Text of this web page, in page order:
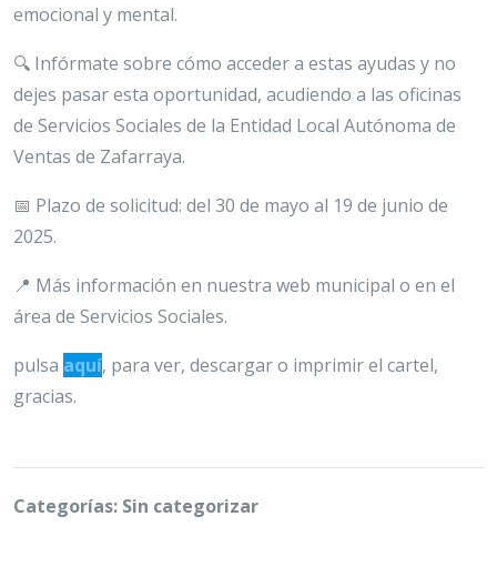
emocional y mental.
🔍 Infórmate sobre cómo acceder a estas ayudas y no
dejes pasar esta oportunidad, acudiendo a las oficinas
de Servicios Sociales de la Entidad Local Autónoma de
Ventas de Zafarraya.
📅 Plazo de solicitud: del 30 de mayo al 19 de junio de
2025.
📍 Más información en nuestra web municipal o en el
área de Servicios Sociales.
pulsa aquí, para ver, descargar o imprimir el cartel,
gracias.
Categorías: Sin categorizar